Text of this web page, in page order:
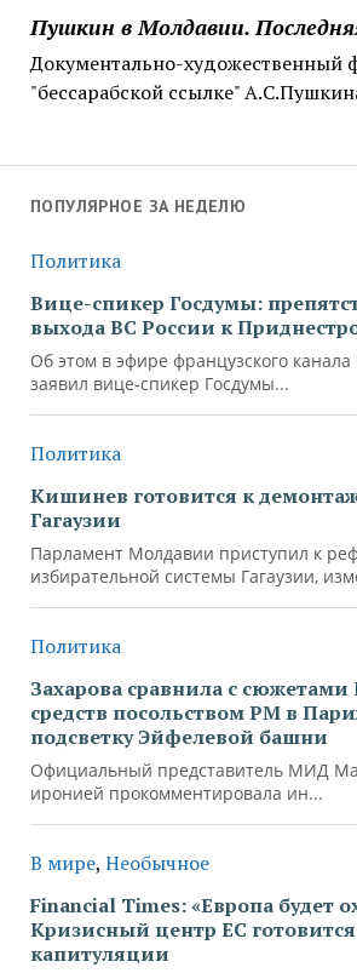
Пушкин в Молдавии.
Документально-художественный
"бессарабской ссылке"
ПОПУЛЯРНОЕ ЗА НЕДЕЛЮ
Политика
Вице-спикер Госдумы:
выхода ВС России к
Об этом в эфире французского канала
заявил вице-спикер Госдумы...
Политика
Кишинев готовится к
Гагаузии
Парламент Молдавии приступил к
избирательной системы Гагаузии,
Политика
Захарова сравнила с сюжетами
средств посольством РМ в
подсветку Эйфелевой башни
Официальный представитель МИД
иронией прокомментировала ин...
В мире, Необычное
Financial Times: «Европа будет
Кризисный центр ЕС
капитуляции